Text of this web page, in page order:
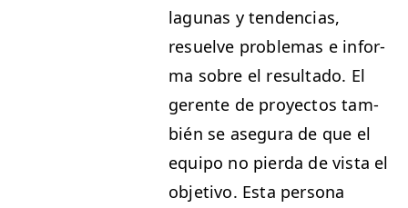
lagu­nas y ten­den­cias,
resuelve prob­le­mas e infor­
ma sobre el resul­ta­do. El
ger­ente de proyec­tos tam­
bién se ase­gu­ra de que el
equipo no pier­da de vista el
obje­ti­vo. Esta per­sona